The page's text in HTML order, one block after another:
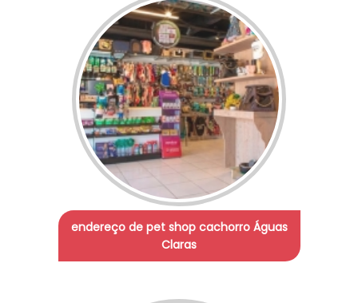
endereço de pet shop cachorro Águas
Claras